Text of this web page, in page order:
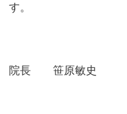
す。
院長 笹原敏史